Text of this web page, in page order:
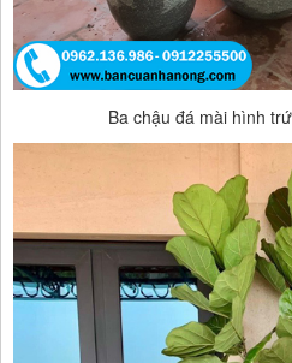
Ba chậu đá mài hình